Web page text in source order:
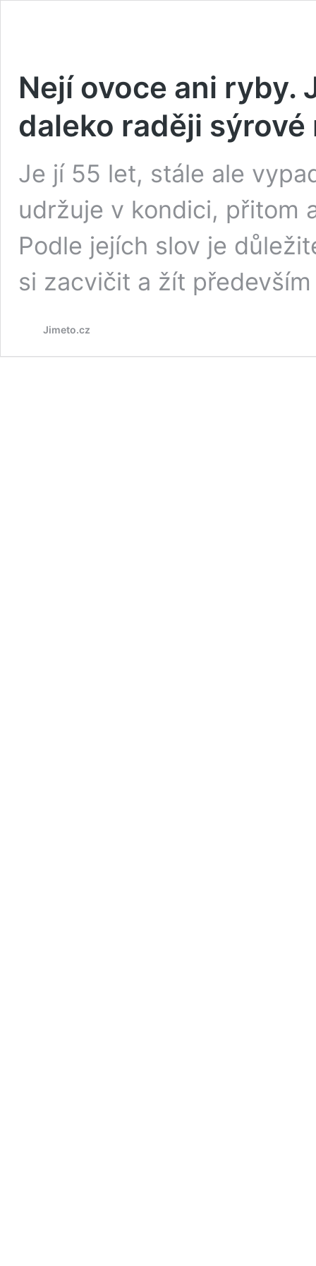
Nejí ovoce ani ryby.
daleko raději
Je jí 55 let, stále ale
udržuje v kondici, přitom
Podle jejích slov je
si zacvičit a žít
Jimeto.cz